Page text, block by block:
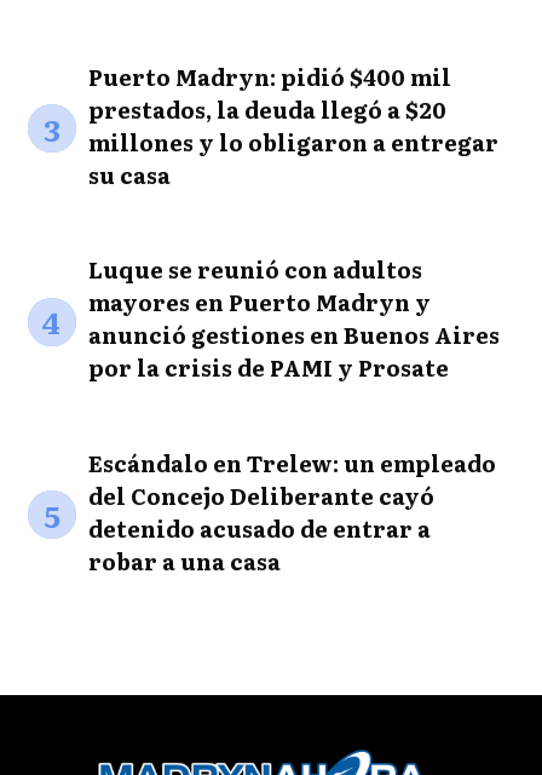
3
Puerto Madryn: pidió $400 mil
prestados, la deuda llegó a $20
millones y lo obligaron a entregar
su casa
4
Luque se reunió con adultos
mayores en Puerto Madryn y
anunció gestiones en Buenos Aires
por la crisis de PAMI y Prosate
5
Escándalo en Trelew: un empleado
del Concejo Deliberante cayó
detenido acusado de entrar a
robar a una casa